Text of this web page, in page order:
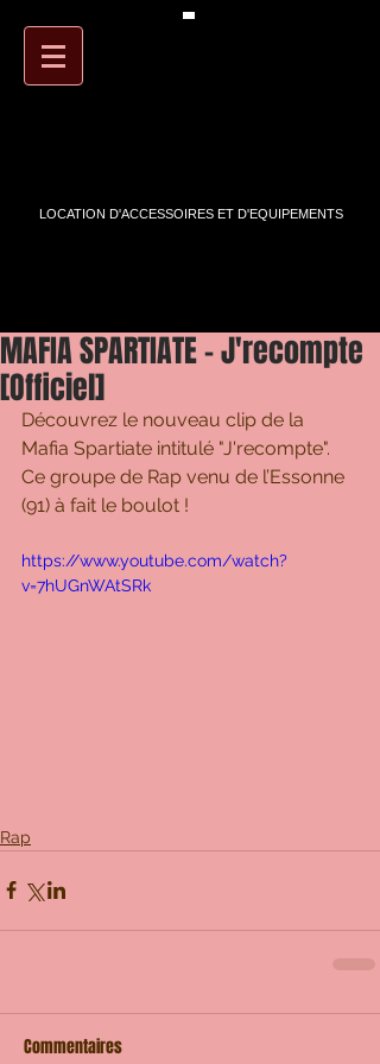
LOCATION D'ACCESSOIRES ET D'EQUIPEMENTS
MAFIA SPARTIATE - J'recompte
[Officiel]
Découvrez le nouveau clip de la
Mafia Spartiate intitulé "J'recompte".
Ce groupe de Rap venu de l’Essonne
(91) à fait le boulot !
https://www.youtube.com/watch?
v=7hUGnWAtSRk
Rap
Commentaires